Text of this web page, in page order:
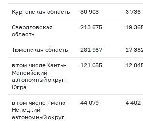
Курганская область 30 903 3 736
Свердловская
область
213 675 19
Тюменская область 281 967 27
в том числе Ханты-
Мансийский
автономный округ -
Югра
121 055 12
в том числе Ямало-
Ненецкий
автономный округ
44 079 4 402